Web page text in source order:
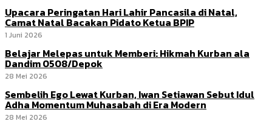
Upacara Peringatan Hari Lahir Pancasila di Natal,
Camat Natal Bacakan Pidato Ketua BPIP
1 Juni 2026
Belajar Melepas untuk Memberi: Hikmah Kurban ala
Dandim 0508/Depok
28 Mei 2026
Sembelih Ego Lewat Kurban, Iwan Setiawan Sebut Idul
Adha Momentum Muhasabah di Era Modern
28 Mei 2026